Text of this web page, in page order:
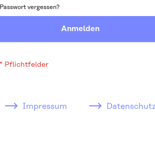
Passwort vergessen?
Anmelden
Impressum